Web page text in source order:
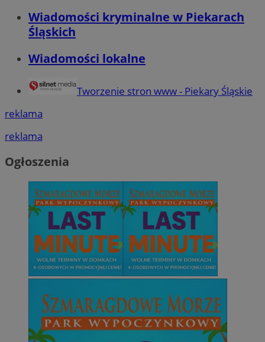
Wiadomości kryminalne w Piekarach
Śląskich
Wiadomości lokalne
Tworzenie stron www - Piekary Śląskie
reklama
reklama
Ogłoszenia